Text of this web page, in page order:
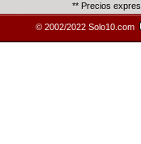
** Precios
© 2002/2022 Solo10.com